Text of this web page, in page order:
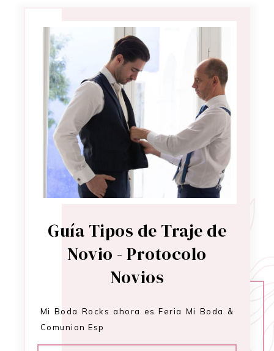
Guía Tipos de Traje de
Novio - Protocolo
Novios
Mi Boda Rocks ahora es Feria Mi Boda &
Comunion Esp